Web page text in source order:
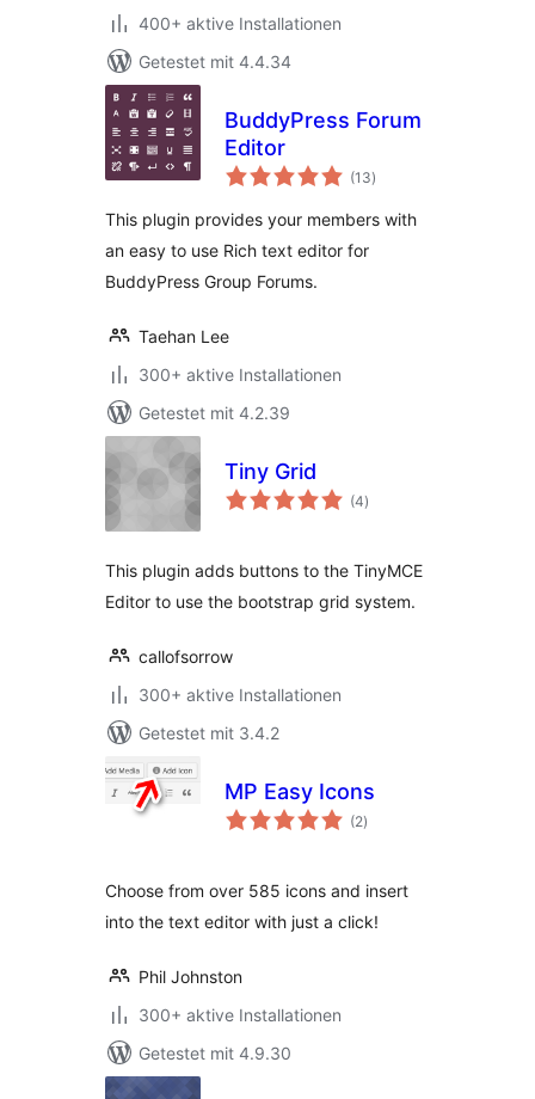
400+ aktive Installationen
Getestet mit 4.4.34
BuddyPress Forum
Editor
(13Bewertungen
insgesamt
)
This plugin provides your members with
an easy to use Rich text editor for
BuddyPress Group Forums.
Taehan Lee
300+ aktive Installationen
Getestet mit 4.2.39
Tiny Grid
(4Bewertungen
insgesamt
)
This plugin adds buttons to the TinyMCE
Editor to use the bootstrap grid system.
callofsorrow
300+ aktive Installationen
Getestet mit 3.4.2
MP Easy Icons
(2Bewertungen
insgesamt
)
Choose from over 585 icons and insert
into the text editor with just a click!
Phil Johnston
300+ aktive Installationen
Getestet mit 4.9.30